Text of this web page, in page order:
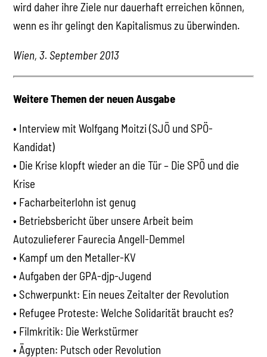
wird daher ihre Ziele nur dauerhaft erreichen können,
wenn es ihr gelingt den Kapitalismus zu überwinden.
Wien, 3. September 2013
Weitere Themen der neuen Ausgabe
• Interview mit Wolfgang Moitzi (SJÖ und SPÖ-
Kandidat)
• Die Krise klopft wieder an die Tür – Die SPÖ und die
Krise
• Facharbeiterlohn ist genug
• Betriebsbericht über unsere Arbeit beim
Autozulieferer Faurecia Angell-Demmel
• Kampf um den Metaller-KV
• Aufgaben der GPA-djp-Jugend
• Schwerpunkt: Ein neues Zeitalter der Revolution
• Refugee Proteste: Welche Solidarität braucht es?
• Filmkritik: Die Werkstürmer
• Ägypten: Putsch oder Revolution